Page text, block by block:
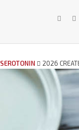
SEROTONIN 2026